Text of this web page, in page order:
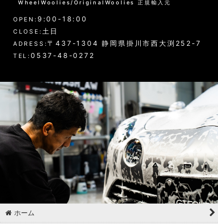
WheelWoolies/OriginalWoolies 正規輸入元
OPEN: 9:00-18:00
CLOSE: 土日
ADRESS: 〒437-1304 静岡県掛川市西大渕252-7
TEL: 0537-48-0272
ホーム